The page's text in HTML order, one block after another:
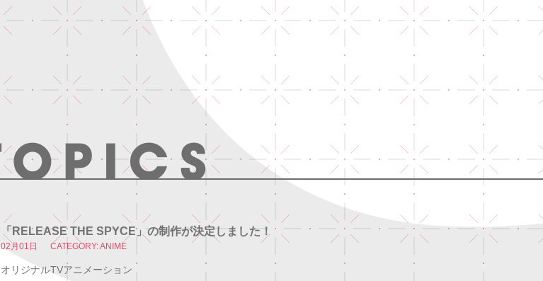
「RELEASE THE SPYCE」の制作が決定しました！
02月01日 CATEGORY: ANIME
オリジナルTVアニメーション